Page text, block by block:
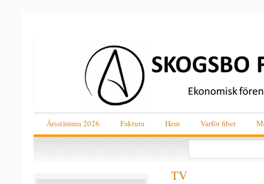
Årsstämma 2026 Faktura Hem Varför fiber
TV